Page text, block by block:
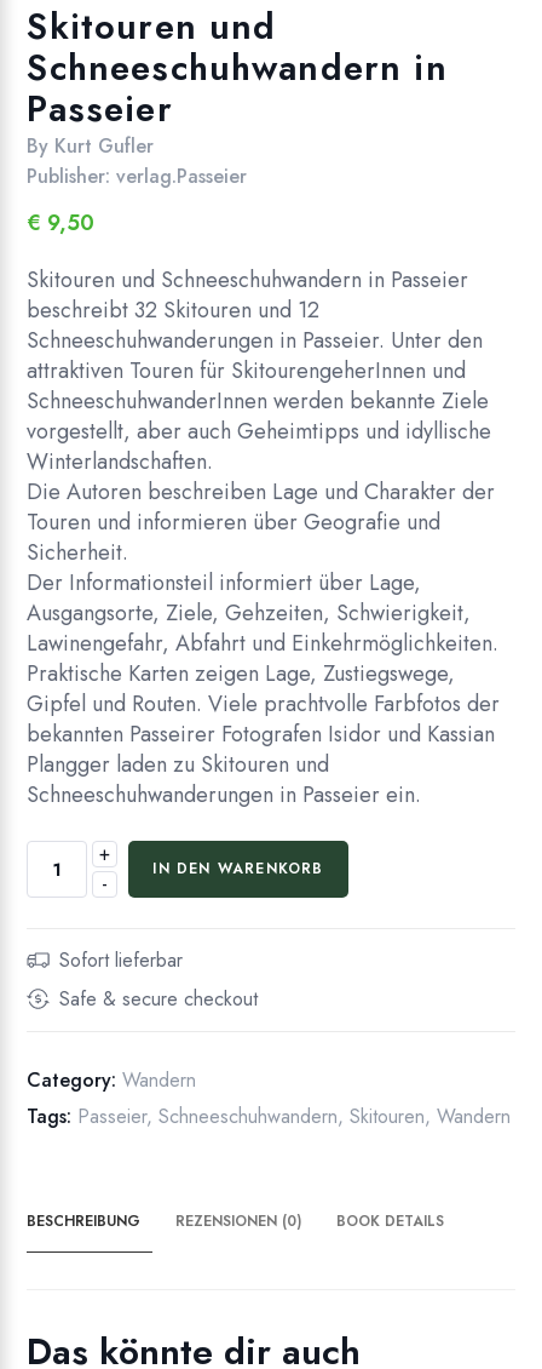
Skitouren und
Schneeschuhwandern in
Passeier
By Kurt Gufler
Publisher:verlag.Passeier
€ 9,50
Skitouren und Schneeschuhwandern in Passeier
beschreibt 32 Skitouren und 12
Schneeschuhwanderungen in Passeier. Unter den
attraktiven Touren für SkitourengeherInnen und
Schneeschuhwander­Innen werden bekannte Ziele
vorgestellt, aber auch Geheimtipps und idyllische
Winterlandschaften.
Die Autoren beschreiben Lage und Charakter der
Touren und informieren über Geografie und
Sicherheit.
Der Informationsteil informiert über Lage,
Ausgangsorte, Ziele, Gehzeiten, Schwierigkeit,
Lawinengefahr, Abfahrt und Einkehrmöglichkeiten.
Praktische Karten zeigen Lage, Zustiegswege,
Gipfel und Routen. Viele prachtvolle Farbfotos der
bekannten Passeirer Foto­grafen Isidor und Kassian
Plangger laden zu Skitouren und
Schneeschuhwanderungen in Passeier ein.
-
Skitouren
in
Passeier
Menge
+
IN DEN WARENKORB
Sofort lieferbar
Safe & secure checkout
Category: Wandern
Tags: Passeier,Schneeschuhwandern,Skitouren,Wandern
BESCHREIBUNG REZENSIONEN (0) BOOK DETAILS
Das könnte dir auch